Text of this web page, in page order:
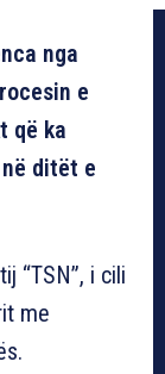
nga
e
që ka
ditët e
“TSN”, i cili
me